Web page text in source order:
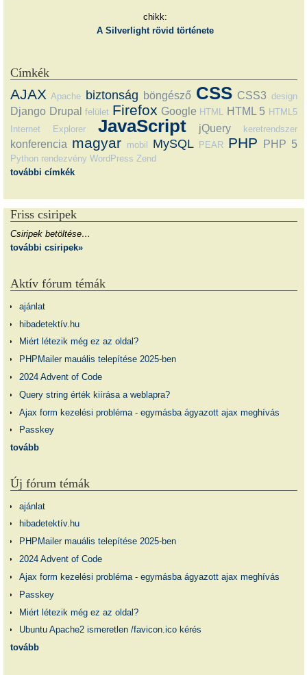
chikk:
A Silverlight rövid története
Címkék
AJAX Apache biztonság böngésző CSS CSS3 design
Django Drupal felület Firefox Google HTML HTML 5 HTML5
Internet Explorer
JavaScript jQuery keretrendszer
konferencia magyar mobil MySQL PEAR PHP PHP 5
Python rendezvény WordPress Zend
további címkék
Friss csiripek
Csiripek betöltése…
további csiripek»
Aktív fórum témák
ajánlat
hibadetektív.hu
Miért létezik még ez az oldal?
PHPMailer mauális telepítése 2025-ben
2024 Advent of Code
Query string érték kiírása a weblapra?
Ajax form kezelési probléma - egymásba ágyazott ajax meghívás
Passkey
tovább
Új fórum témák
ajánlat
hibadetektív.hu
PHPMailer mauális telepítése 2025-ben
2024 Advent of Code
Ajax form kezelési probléma - egymásba ágyazott ajax meghívás
Passkey
Miért létezik még ez az oldal?
Ubuntu Apache2 ismeretlen /favicon.ico kérés
tovább